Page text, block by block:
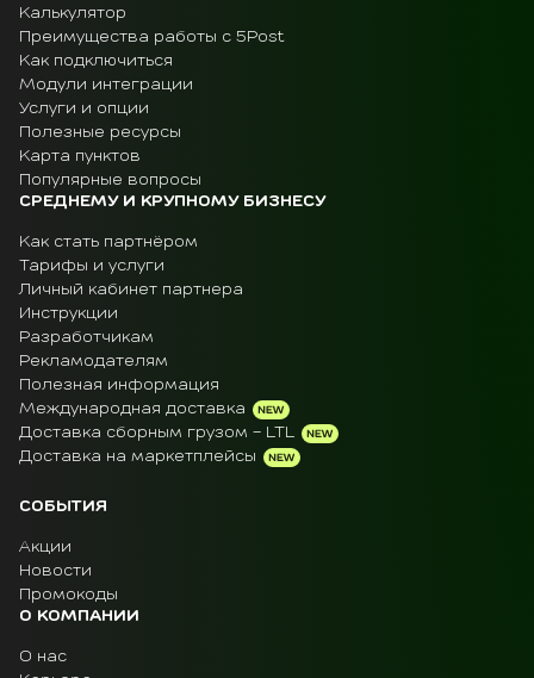
Калькулятор
Преимущества работы с 5Post
Как подключиться
Модули интеграции
Услуги и опции
Полезные ресурсы
Карта пунктов
Популярные вопросы
СРЕДНЕМУ И КРУПНОМУ БИЗНЕСУ
Как стать партнёром
Тарифы и услуги
Личный кабинет партнера
Инструкции
Разработчикам
Рекламодателям
Полезная информация
Международная доставка
Доставка сборным грузом - LTL
Доставка на маркетплейсы
СОБЫТИЯ
Акции
Новости
Промокоды
О КОМПАНИИ
О нас